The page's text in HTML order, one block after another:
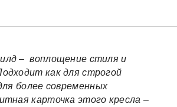
– воплощение стиля и
как для строгой
более современных
карточка этого кресла –